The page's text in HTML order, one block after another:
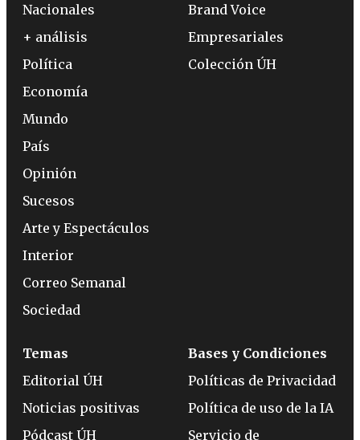
Nacionales
+ análisis
Política
Economía
Mundo
País
Opinión
Sucesos
Arte y Espectáculos
Interior
Correo Semanal
Sociedad
Brand Voice
Empresariales
Colección ÚH
Temas
Editorial ÚH
Noticias positivas
Pódcast ÚH
Bases y Condiciones
Políticas de Privacidad
Política de uso de la IA
Servicio de